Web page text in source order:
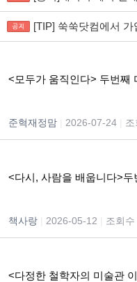
[TIP] 쑥쑥닷컴에서
<모두가 움직인다> 두번째
준혁재정맘 2026-07-24
<다시, 사람을 배웁니다>두
책사랑 2026-05-12 조회
<다정한 철학자의 미술관